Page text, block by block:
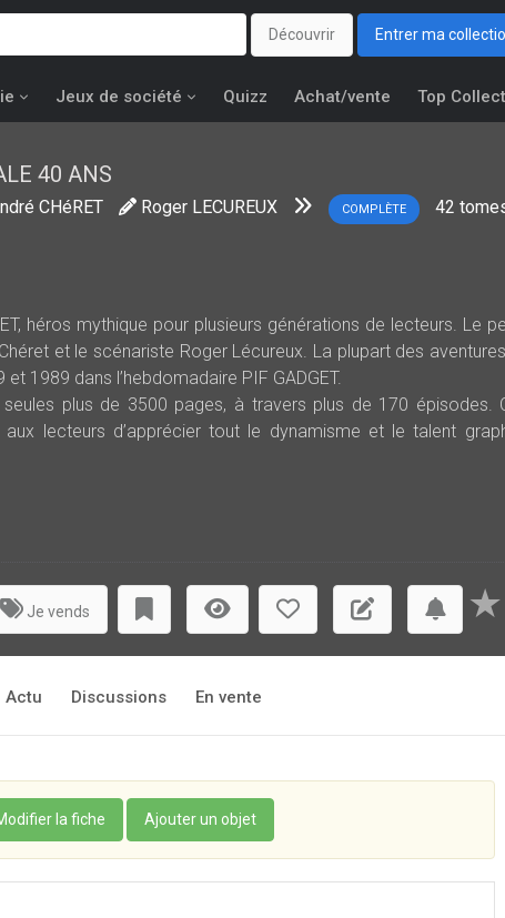
Découvrir Entrer ma
Jeux de société Quizz Achat/vente Top
40 ANS
CHéRET Roger LECUREUX COMPLÈTE 42
héros mythique pour plusieurs générations de lecteurs. Le
et le scénariste Roger Lécureux. La plupart des
1989 dans l’hebdomadaire PIF GADGET.
plus de 3500 pages, à travers plus de 170 épisodes.
lecteurs d’apprécier tout le dynamisme et le talent
Je vends ★
Actu Discussions En vente
la fiche Ajouter un objet